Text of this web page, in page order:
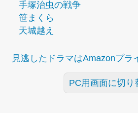
手塚治虫の戦争
笹まくら
天城越え
見逃したドラマはAmazonプラ
PC用画面に切り